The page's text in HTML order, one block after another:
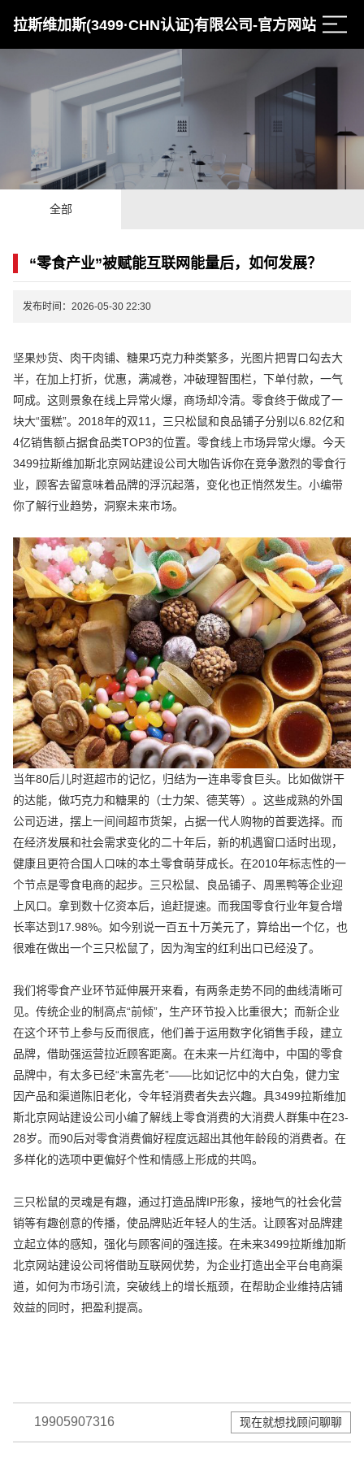
拉斯维加斯(3499·CHN认证)有限公司-官方网站
全部
“零食产业”被赋能互联网能量后，如何发展？
发布时间：2026-05-30 22:30
坚果炒货、肉干肉铺、糖果巧克力种类繁多，光图片把胃口勾去大
半，在加上打折，优惠，满减卷，冲破理智围栏，下单付款，一气
呵成。这则景象在线上异常火爆，商场却冷清。零食终于做成了一
块大“蛋糕”。2018年的双11，三只松鼠和良品铺子分别以6.82亿和
4亿销售额占据食品类TOP3的位置。零食线上市场异常火爆。今天
3499拉斯维加斯北京网站建设公司大咖告诉你在竞争激烈的零食行
业，顾客去留意味着品牌的浮沉起落，变化也正悄然发生。小编带
你了解行业趋势，洞察未来市场。
当年80后儿时逛超市的记忆，归结为一连串零食巨头。比如做饼干
的达能，做巧克力和糖果的（士力架、德芙等）。这些成熟的外国
公司迈进，摆上一间间超市货架，占据一代人购物的首要选择。而
在经济发展和社会需求变化的二十年后，新的机遇窗口适时出现，
健康且更符合国人口味的本土零食萌芽成长。在2010年标志性的一
个节点是零食电商的起步。三只松鼠、良品铺子、周黑鸭等企业迎
上风口。拿到数十亿资本后，追赶提速。而我国零食行业年复合增
长率达到17.98%。如今别说一百五十万美元了，算给出一个亿，也
很难在做出一个三只松鼠了，因为淘宝的红利出口已经没了。
我们将零食产业环节延伸展开来看，有两条走势不同的曲线清晰可
见。传统企业的制高点“前倾”，生产环节投入比重很大；而新企业
在这个环节上参与反而很底，他们善于运用数字化销售手段，建立
品牌，借助强运营拉近顾客距离。在未来一片红海中，中国的零食
品牌中，有太多已经“未富先老”——比如记忆中的大白兔，健力宝
因产品和渠道陈旧老化，令年轻消费者失去兴趣。具3499拉斯维加
斯北京网站建设公司小编了解线上零食消费的大消费人群集中在23-
28岁。而90后对零食消费偏好程度远超出其他年龄段的消费者。在
多样化的选项中更偏好个性和情感上形成的共鸣。
三只松鼠的灵魂是有趣，通过打造品牌IP形象，接地气的社会化营
销等有趣创意的传播，使品牌贴近年轻人的生活。让顾客对品牌建
立起立体的感知，强化与顾客间的强连接。在未来3499拉斯维加斯
北京网站建设公司将借助互联网优势，为企业打造出全平台电商渠
道，如何为市场引流，突破线上的增长瓶颈，在帮助企业维持店铺
效益的同时，把盈利提高。
19905907316 现在就想找顾问聊聊